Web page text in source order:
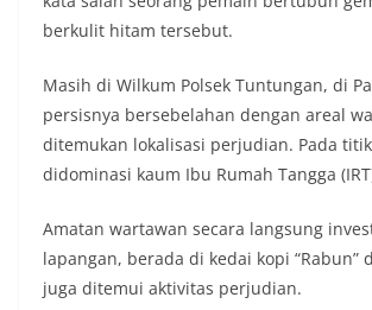
berkulit hitam tersebut.
Masih di Wilkum Polsek Tuntungan, di
persisnya bersebelahan dengan areal
ditemukan lokalisasi perjudian. Pada
didominasi kaum Ibu Rumah Tangga
Amatan wartawan secara langsung
lapangan, berada di kedai kopi “Rabun”
juga ditemui aktivitas perjudian.